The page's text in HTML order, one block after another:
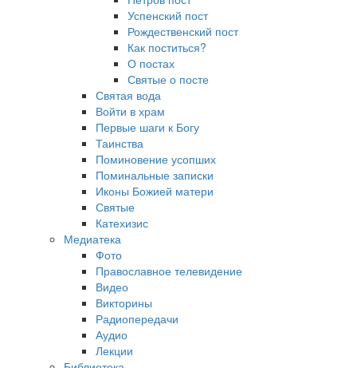
Успенский пост
Рождественский пост
Как поститься?
О постах
Святые о посте
Святая вода
Войти в храм
Первые шаги к Богу
Таинства
Поминовение усопших
Поминальные записки
Иконы Божией матери
Святые
Катехизис
Медиатека
Фото
Православное телевидение
Видео
Викторины
Радиопередачи
Аудио
Лекции